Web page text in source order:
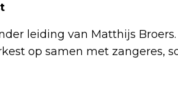
leiding van Matthijs
op samen met zangeres,